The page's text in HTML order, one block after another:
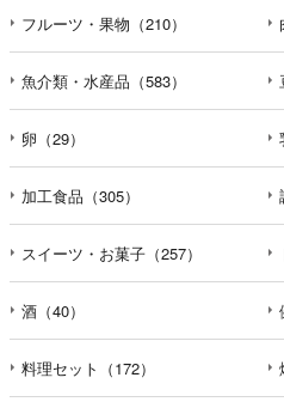
フルーツ・果物（210）
魚介類・水産品（583）
卵（29）
加工食品（305）
スイーツ・お菓子（257）
酒（40）
料理セット（172）